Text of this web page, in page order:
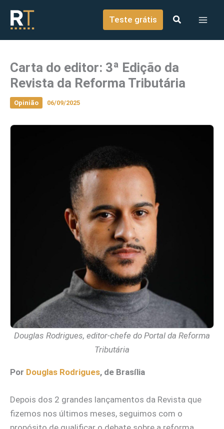
conteúdo
Teste grátis
Carta do editor: 3ª Edição da
Revista da Reforma Tributária
Opinião 06/09/2025
Douglas Rodrigues, editor-chefe do Portal da Reforma
Tributária
Por Douglas Rodrigues, de Brasília
Depois dos 2 grandes lançamentos da Revista que
fizemos nos últimos meses, seguimos com o